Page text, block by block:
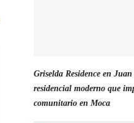
Griselda Residence en
residencial moderno que
comunitario en Moca